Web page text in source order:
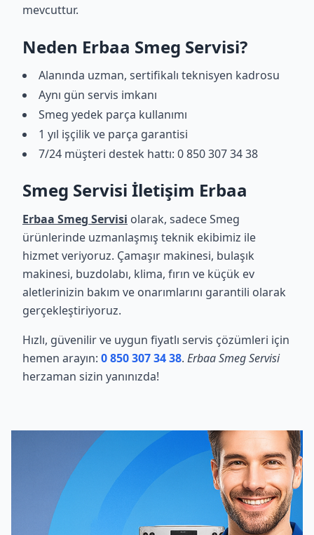
mevcuttur.
Neden Erbaa Smeg Servisi?
Alanında uzman, sertifikalı teknisyen kadrosu
Aynı gün servis imkanı
Smeg yedek parça kullanımı
1 yıl işçilik ve parça garantisi
7/24 müşteri destek hattı: 0 850 307 34 38
Smeg Servisi İletişim Erbaa
Erbaa Smeg Servisi olarak, sadece Smeg
ürünlerinde uzmanlaşmış teknik ekibimiz ile
hizmet veriyoruz. Çamaşır makinesi, bulaşık
makinesi, buzdolabı, klima, fırın ve küçük ev
aletlerinizin bakım ve onarımlarını garantili olarak
gerçekleştiriyoruz.
Hızlı, güvenilir ve uygun fiyatlı servis çözümleri için
hemen arayın: 0 850 307 34 38. Erbaa Smeg Servisi
herzaman sizin yanınızda!